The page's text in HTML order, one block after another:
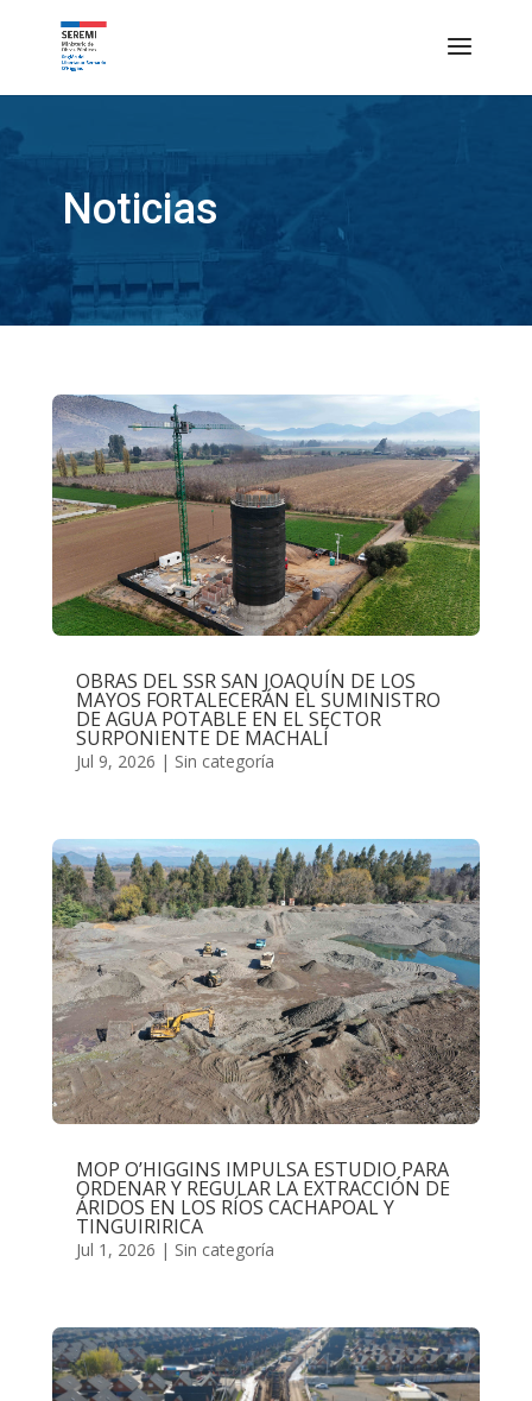
Noticias
OBRAS DEL SSR SAN JOAQUÍN DE LOS
MAYOS FORTALECERÁN EL SUMINISTRO
DE AGUA POTABLE EN EL SECTOR
SURPONIENTE DE MACHALÍ
Jul 9, 2026 | Sin categoría
MOP O’HIGGINS IMPULSA ESTUDIO PARA
ORDENAR Y REGULAR LA EXTRACCIÓN DE
ÁRIDOS EN LOS RÍOS CACHAPOAL Y
TINGUIRIRICA
Jul 1, 2026 | Sin categoría